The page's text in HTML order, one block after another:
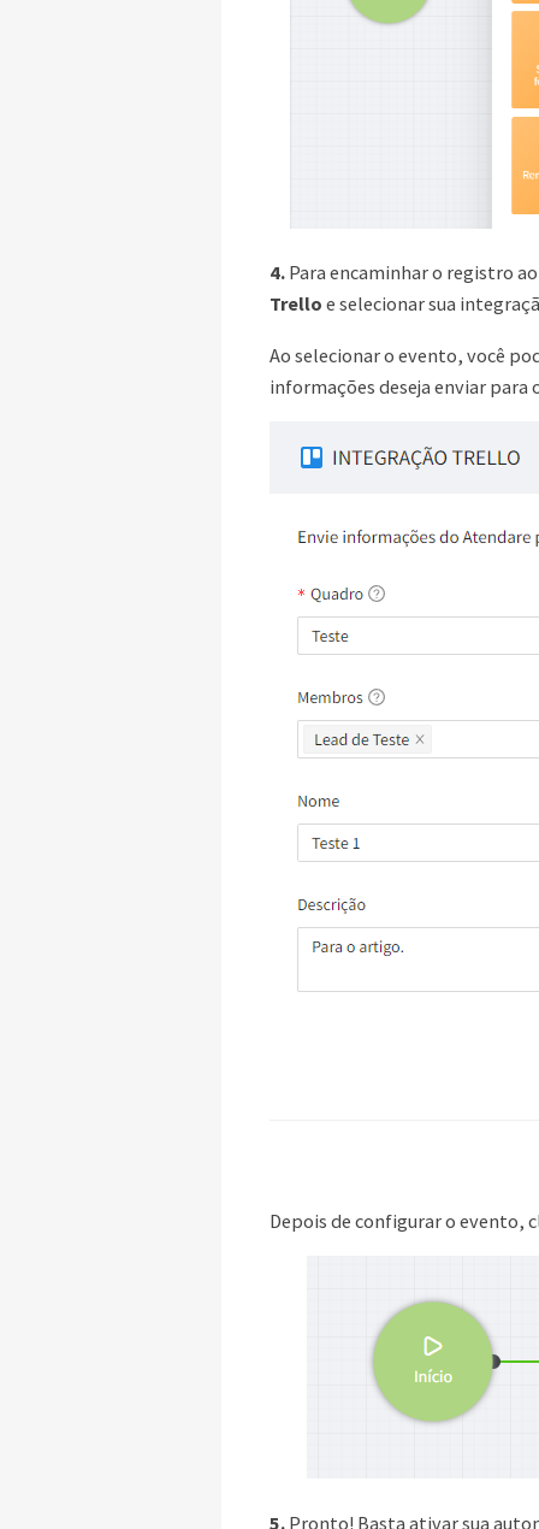
4. Para encaminhar o registro
Trello e selecionar sua
Ao selecionar o evento, você
informações deseja enviar para
Depois de configurar o evento,
5. Pronto! Basta ativar sua